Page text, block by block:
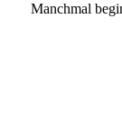
Manchmal